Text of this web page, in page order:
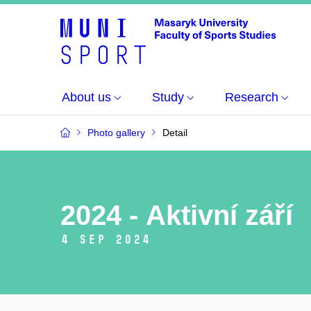
About us Study Research
Photo gallery Detail
2024 - Aktivní září
4 Sep 2024